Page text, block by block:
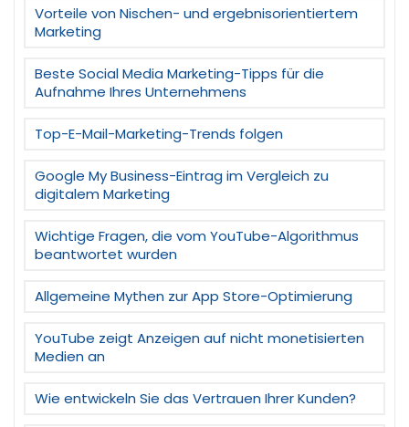
Vorteile von Nischen- und ergebnisorientiertem
Marketing
Beste Social Media Marketing-Tipps für die
Aufnahme Ihres Unternehmens
Top-E-Mail-Marketing-Trends folgen
Google My Business-Eintrag im Vergleich zu
digitalem Marketing
Wichtige Fragen, die vom YouTube-Algorithmus
beantwortet wurden
Allgemeine Mythen zur App Store-Optimierung
YouTube zeigt Anzeigen auf nicht monetisierten
Medien an
Wie entwickeln Sie das Vertrauen Ihrer Kunden?